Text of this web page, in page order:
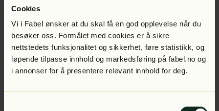
Cookies
Vi i Fabel ønsker at du skal få en god opplevelse når du
besøker oss. Formålet med cookies er å sikre
nettstedets funksjonalitet og sikkerhet, føre statistikk, og
løpende tilpasse innhold og markedsføring på fabel.no og
i annonser for å presentere relevant innhold for deg.